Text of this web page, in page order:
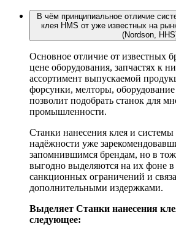
В чём принципиальное отличие
клея HMS от уже известных на
(Nordson,
Основное отличие от известных
цене оборудования, запчастях к
ассортимент выпускаемой
форсунки, мелторы,
позволит подобрать станок для
промышленности.
Станки нанесения клея и
надёжности уже
запомнившимся брендам, но в
выгодно выделяются на их фоне в
санкционных ограничений и
дополнительными издержками.
Выделяет Станки нанесения
следующее: